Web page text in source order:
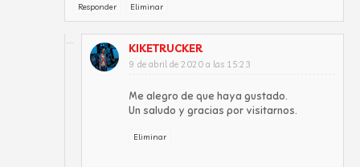
Responder Eliminar
KIKETRUCKER
9 de abril de 2020 a las 15:23
Me alegro de que haya gustado.
Un saludo y gracias por visitarnos.
Eliminar